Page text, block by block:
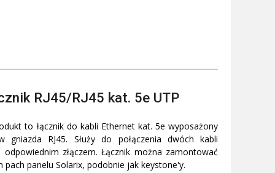
RJ45/RJ45 kat. 5e UTP
to łącznik do kabli Ethernet kat. 5e wyposażony
gniazda RJ45. Służy do połączenia dwóch kabli
odpowiednim złączem. Łącznik można zamontować
pach panelu Solarix, podobnie jak keystone'y.